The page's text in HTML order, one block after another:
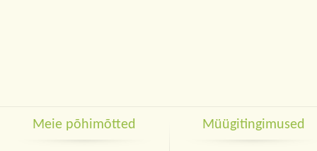
Meie põhimõtted Müügitingimused